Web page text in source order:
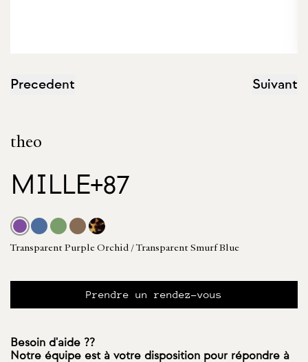
Precedent Suivant
theo
MILLE+87
Transparent Purple Orchid / Transparent Smurf Blue
Prendre un rendez-vous
Besoin d'aide ??
Notre équipe est à votre disposition pour répondre à